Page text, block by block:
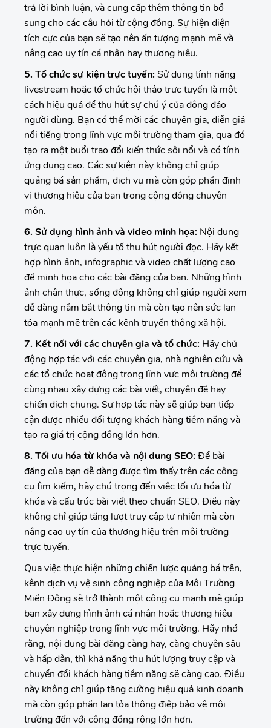
trả lời bình luận, và cung cấp thêm thông tin bổ
sung cho các câu hỏi từ cộng đồng. Sự hiện diện
tích cực của bạn sẽ tạo nên ấn tượng mạnh mẽ và
nâng cao uy tín cá nhân hay thương hiệu.
5. Tổ chức sự kiện trực tuyến: Sử dụng tính năng
livestream hoặc tổ chức hội thảo trực tuyến là một
cách hiệu quả để thu hút sự chú ý của đông đảo
người dùng. Bạn có thể mời các chuyên gia, diễn giả
nổi tiếng trong lĩnh vực môi trường tham gia, qua đó
tạo ra một buổi trao đổi kiến thức sôi nổi và có tính
ứng dụng cao. Các sự kiện này không chỉ giúp
quảng bá sản phẩm, dịch vụ mà còn góp phần định
vị thương hiệu của bạn trong cộng đồng chuyên
môn.
6. Sử dụng hình ảnh và video minh họa: Nội dung
trực quan luôn là yếu tố thu hút người đọc. Hãy kết
hợp hình ảnh, infographic và video chất lượng cao
để minh họa cho các bài đăng của bạn. Những hình
ảnh chân thực, sống động không chỉ giúp người xem
dễ dàng nắm bắt thông tin mà còn tạo nên sức lan
tỏa mạnh mẽ trên các kênh truyền thông xã hội.
7. Kết nối với các chuyên gia và tổ chức: Hãy chủ
động hợp tác với các chuyên gia, nhà nghiên cứu và
các tổ chức hoạt động trong lĩnh vực môi trường để
cùng nhau xây dựng các bài viết, chuyên đề hay
chiến dịch chung. Sự hợp tác này sẽ giúp bạn tiếp
cận được nhiều đối tượng khách hàng tiềm năng và
tạo ra giá trị cộng đồng lớn hơn.
8. Tối ưu hóa từ khóa và nội dung SEO: Để bài
đăng của bạn dễ dàng được tìm thấy trên các công
cụ tìm kiếm, hãy chú trọng đến việc tối ưu hóa từ
khóa và cấu trúc bài viết theo chuẩn SEO. Điều này
không chỉ giúp tăng lượt truy cập tự nhiên mà còn
nâng cao uy tín của thương hiệu trên môi trường
trực tuyến.
Qua việc thực hiện những chiến lược quảng bá trên,
kênh dịch vụ vệ sinh công nghiệp của Môi Trường
Miền Đông sẽ trở thành một công cụ mạnh mẽ giúp
bạn xây dựng hình ảnh cá nhân hoặc thương hiệu
chuyên nghiệp trong lĩnh vực môi trường. Hãy nhớ
rằng, nội dung bài đăng càng hay, càng chuyên sâu
và hấp dẫn, thì khả năng thu hút lượng truy cập và
chuyển đổi khách hàng tiềm năng sẽ càng cao. Điều
này không chỉ giúp tăng cường hiệu quả kinh doanh
mà còn góp phần lan tỏa thông điệp bảo vệ môi
trường đến với cộng đồng rộng lớn hơn.